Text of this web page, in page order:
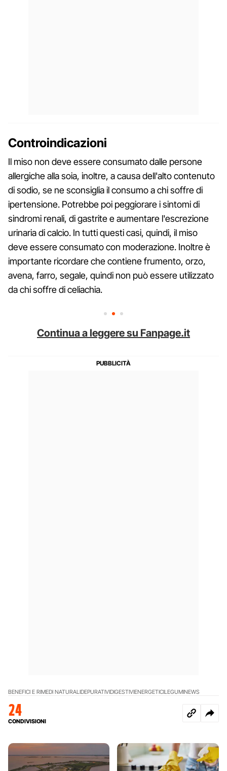
Controindicazioni
Il miso non deve essere consumato dalle persone
allergiche alla soia, inoltre, a causa dell'alto contenuto
di sodio, se ne sconsiglia il consumo a chi soffre di
ipertensione. Potrebbe poi peggiorare i sintomi di
sindromi renali, di gastrite e aumentare l'escrezione
urinaria di calcio. In tutti questi casi, quindi, il miso
deve essere consumato con moderazione. Inoltre è
importante ricordare che contiene frumento, orzo,
avena, farro, segale, quindi non può essere utilizzato
da chi soffre di celiachia.
Continua a leggere su Fanpage.it
BENEFICI E RIMEDI NATURALIDEPURATIVIDIGESTIVIENERGETICILEGUMINEWS
24
CONDIVISIONI